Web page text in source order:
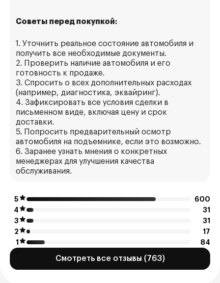
Советы перед покупкой:
1. Уточнить реальное состояние автомобиля и
получить все необходимые документы.
2. Проверить наличие автомобиля и его
готовность к продаже.
3. Спросить о всех дополнительных расходах
(например, диагностика, эквайринг).
4. Зафиксировать все условия сделки в
письменном виде, включая цену и срок
доставки.
5. Попросить предварительный осмотр
автомобиля на подъемнике, если это возможно.
6. Заранее узнать мнения о конкретных
менеджерах для улучшения качества
обслуживания.
5
600
4
31
3
31
2
17
1
84
Смотреть все отзывы (763)